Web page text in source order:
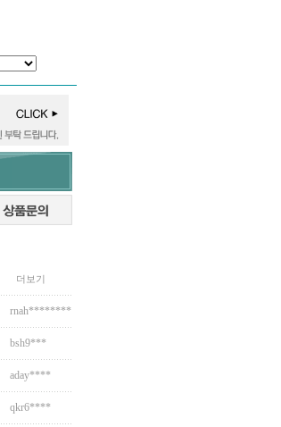
더보기
rnah********
bsh9***
aday****
qkr6****